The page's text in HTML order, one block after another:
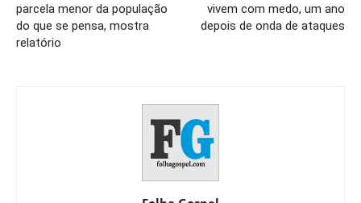
parcela menor da população
do que se pensa, mostra
relatório
vivem com medo, um ano
depois de onda de ataques